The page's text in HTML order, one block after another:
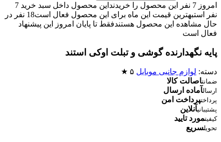
امروز 7 نفر این محصول را خریدند
این محصول داخل سبد خرید 7
نفر استبهترین قیمت این ماه برای این محصول فعال است
18 نفر در
حال مشاهده این محصول هستندفقط تا پایان امروز این پیشنهاد
فعال است
پایه نگهدارنده گوشی و تبلت اوکی استند
دسته: لوازم جانبی موبایل ۵ ★
ضمانتاصالت کالا
ارسالآماده ارسال
پرداختپرداخت امن
پشتیبانیآنلاین
کیفیتمورد تایید
تحویلسریع